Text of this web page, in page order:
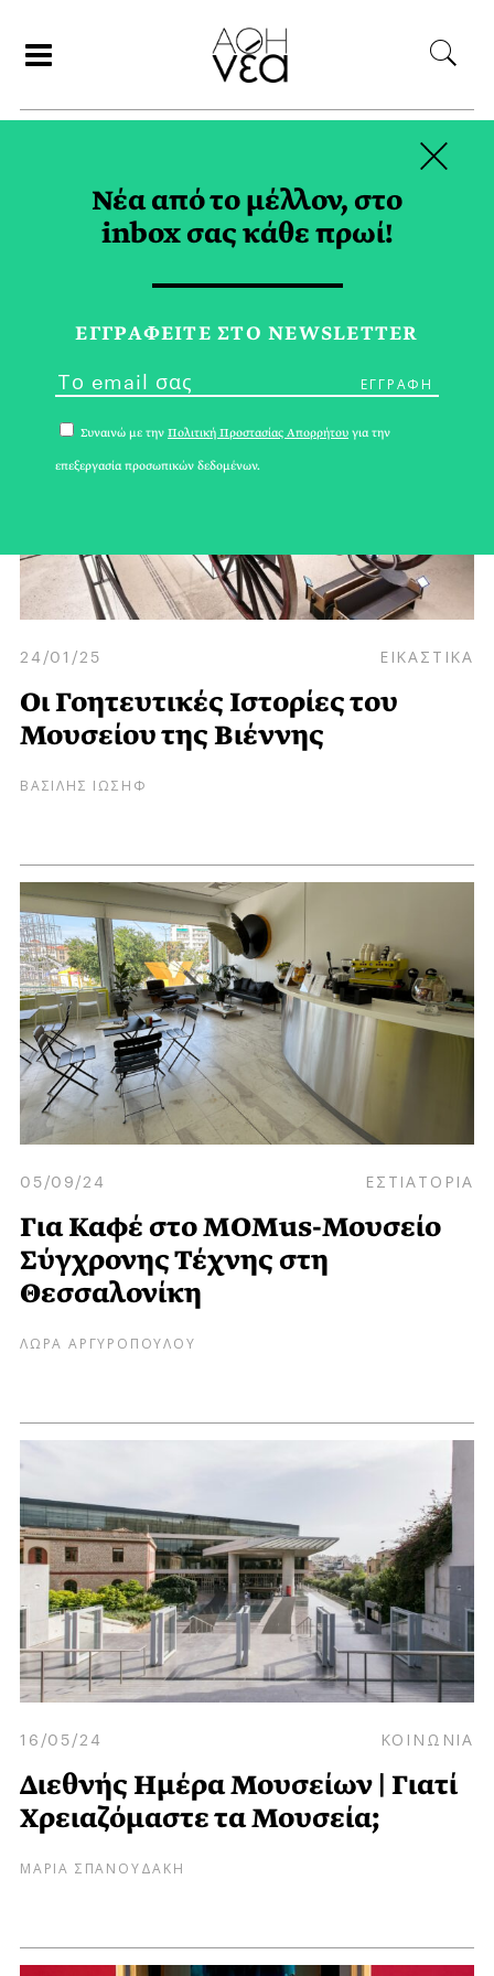
ΜΟΥΣΕΙΟ TAG
24/01/25 ΕΙΚΑΣΤΙΚΑ
Οι Γοητευτικές Ιστορίες του
Μουσείου της Βιέννης
ΒΑΣΙΛΗΣ ΙΩΣΗΦ
05/09/24 ΕΣΤΙΑΤΟΡΙΑ
Για Καφέ στο MOMus-Μουσείο
Σύγχρονης Τέχνης στη
Θεσσαλονίκη
ΛΩΡΑ ΑΡΓΥΡΟΠΟΥΛΟΥ
16/05/24 ΚΟΙΝΩΝΙΑ
Διεθνής Ημέρα Μουσείων | Γιατί
Χρειαζόμαστε τα Μουσεία;
ΜΑΡΙΑ ΣΠΑΝΟΥΔΑΚΗ
Νέα από το μέλλον, στο
inbox σας κάθε πρωί!
ΕΓΓPΑΦΕΙΤΕ ΣΤΟ NEWSLETTER
Συναινώ με την Πολιτική Προστασίας Απορρήτου για την
επεξεργασία προσωπικών δεδομένων.
×